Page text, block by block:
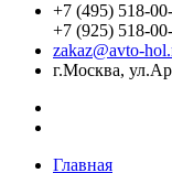
+7 (495) 518-
+7 (925) 518-
zakaz@avto-
г.Москва,
Главная